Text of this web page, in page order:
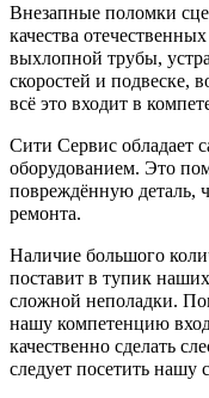
Внезапные поломки
качества
выхлопной трубы,
скоростей и подвеске,
всё это входит в
Сити Сервис обладает
оборудованием. Это
повреждённую деталь,
ремонта.
Наличие большого
поставит в тупик
сложной неполадки.
нашу компетенцию
качественно сделать
следует посетить нашу